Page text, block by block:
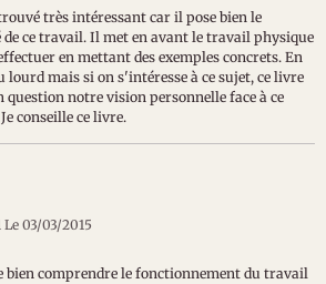
très intéressant car il pose bien le
ce travail. Il met en avant le travail physique
en mettant des exemples concrets. En
lourd mais si on s'intéresse à ce sujet, ce livre
question notre vision personnelle face à ce
conseille ce livre.
Le 03/03/2015
bien comprendre le fonctionnement du travail